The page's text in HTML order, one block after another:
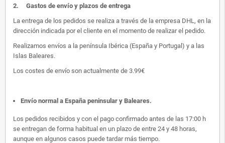
2. Gastos de envío y plazos de entrega
La entrega de los pedidos se realiza a través de la empresa DHL, en la
dirección indicada por el cliente en el momento de realizar el pedido.
Realizamos envíos a la península Ibérica (España y Portugal) y a las
Islas Baleares.
Los costes de envío son actualmente de 3.99€
Envío normal a España peninsular y Baleares.
Los pedidos recibidos y con el pago confirmado antes de las 17:00 h
se entregan de forma habitual en un plazo de entre 24 y 48 horas,
aunque en algunos casos puede tardar más tiempo.